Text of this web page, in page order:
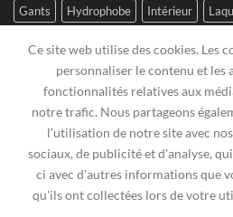
Gants
Hydrophobe Intérieur
Polyuréthane
Raccord Ruban
Stanley
Suspension Vis Visseuse
Ce site web utilise des cookies. Les
personnaliser le contenu et les
fonctionnalités relatives aux
notre trafic. Nous partageons
l'utilisation de notre site avec
sociaux, de publicité et d'analyse,
ci avec d'autres informations que
qu'ils ont collectées lors de votre